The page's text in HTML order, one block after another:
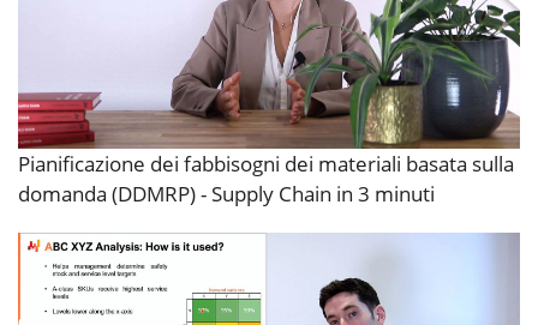
Pianificazione dei fabbisogni dei materiali basata sulla
domanda (DDMRP) - Supply Chain in 3 minuti